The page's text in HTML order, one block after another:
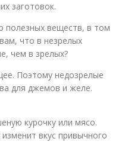
заготовок.
полезных веществ, в том
что в незрелых
чем в зрелых?
Поэтому недозрелые
для джемов и желе.
курочку или мясо.
вкус привычного